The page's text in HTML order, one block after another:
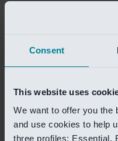
Consent
This website uses
We want to offer you the
and use cookies to help
three profiles: Essential,
Investment Banking
Van Lanschot
Helaas is